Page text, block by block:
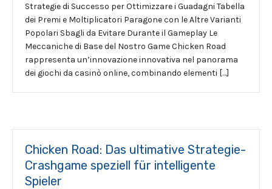
Strategie di Successo per Ottimizzare i Guadagni Tabella
dei Premi e Moltiplicatori Paragone con le Altre Varianti
Popolari Sbagli da Evitare Durante il Gameplay Le
Meccaniche di Base del Nostro Game Chicken Road
rappresenta un’innovazione innovativa nel panorama
dei giochi da casinò online, combinando elementi […]
Chicken Road: Das ultimative Strategie-
Crashgame speziell für intelligente
Spieler